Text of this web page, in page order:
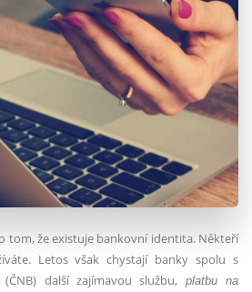
tom, že existuje bankovní identita. Někteří
Letos však chystají banky spolu s
další zajímavou službu, platbu na